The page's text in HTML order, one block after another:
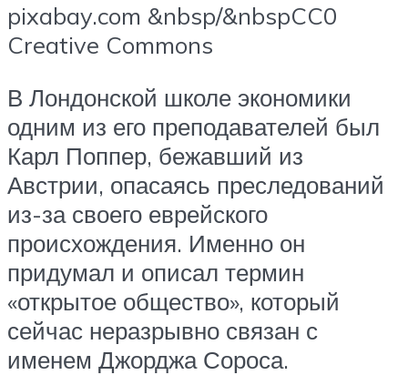
pixabay.com &nbsp/&nbspCC0
Creative Commons
В Лондонской школе экономики
одним из его преподавателей был
Карл Поппер, бежавший из
Австрии, опасаясь преследований
из-за своего еврейского
происхождения. Именно он
придумал и описал термин
«открытое общество», который
сейчас неразрывно связан с
именем Джорджа Сороса.